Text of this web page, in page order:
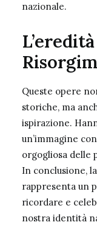
nazionale.
Queste opere
storiche, ma
ispirazione.
un’immagine
orgogliosa delle
In conclusione,
rappresenta un
ricordare e
nostra identità